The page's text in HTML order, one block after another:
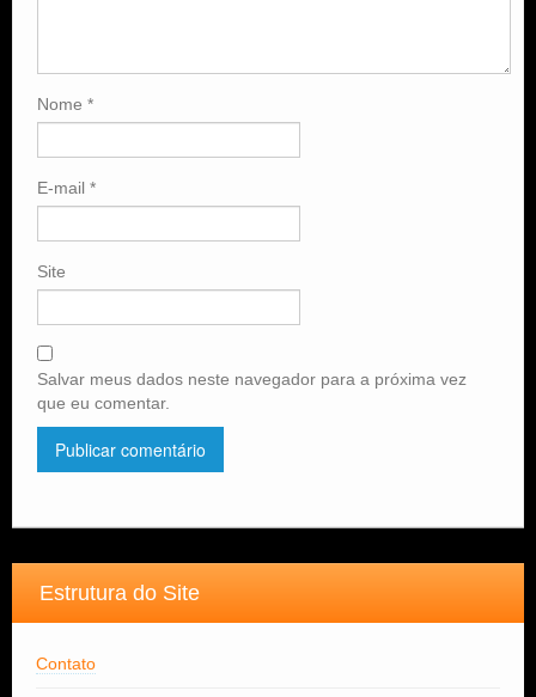
Nome *
E-mail *
Site
Salvar meus dados neste navegador para a próxima vez
que eu comentar.
Estrutura do Site
Contato